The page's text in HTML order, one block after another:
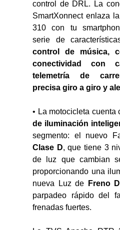
control de DRL. La
SmartXonnect enlaza
310 con tu
serie de
control de música,
conectividad con
telemetría de
precisa giro a giro y
• La motocicleta cuenta
de iluminación
Clase D, que tiene 3
de luz que cambian
proporcionando una
nueva Luz de
Freno
parpadeo rápido del
frenadas fuertes.